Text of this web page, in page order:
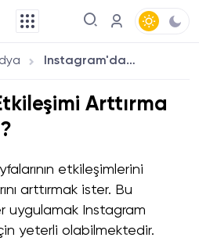
Instagram'da Etkileşimi Arttırma Yolları Nelerdir?
Arttırma
etkileşimlerini
arttırmak ister. Bu
uygulamak Instagram
yeterli olabilmektedir.